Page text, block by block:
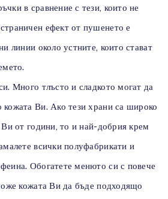
в сравнение с тези, които не
ефект от пушенето е
линии около устните, които стават
Много тлъсто и сладкото могат да
кожата Ви. Ако тези храни са широко
Ви от години, то и най-добрия крем
всички полуфабрикати и
Обогатете менюто си с повече
кожата Ви да бъде подходящо